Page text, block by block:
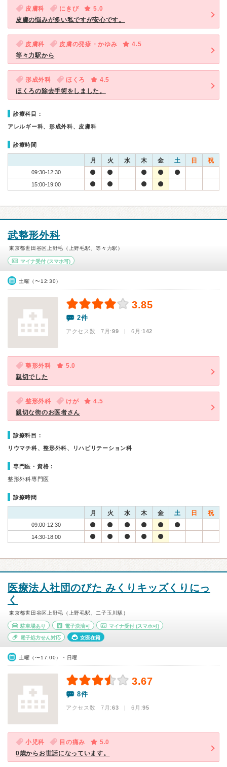
皮膚科 にきび
5.0
皮膚の悩みが多い私ですが安心です。
皮膚科 皮膚の発疹・かゆみ
4.5
等々力駅から
形成外科 ほくろ
4.5
ほくろの除去手術をしました。
診療科目：
アレルギー科、形成外科、皮膚科
診療時間
月 火 水 木 金 土 日 祝
09:30-12:30
15:00-19:00
武整形外科
東京都世田谷区上野毛（上野毛駅、等々力駅）
マイナ受付 (スマホ可)
土曜（〜12:30）
3.85
2件
アクセス数 7月:99 | 6月:142
整形外科
5.0
親切でした
整形外科 けが
4.5
親切な街のお医者さん
診療科目：
リウマチ科、整形外科、リハビリテーション科
専門医・資格：
整形外科専門医
診療時間
月 火 水 木 金 土 日 祝
09:00-12:30
14:30-18:00
医療法人社団のびた みくりキッズくりにっ
く
東京都世田谷区上野毛（上野毛駅、二子玉川駅）
駐車場あり 電子決済可 マイナ受付 (スマホ可)
電子処方せん対応 女医在籍
土曜（〜17:00）・日曜
3.67
8件
アクセス数 7月:63 | 6月:95
小児科 目の痛み
5.0
0歳からお世話になっています。